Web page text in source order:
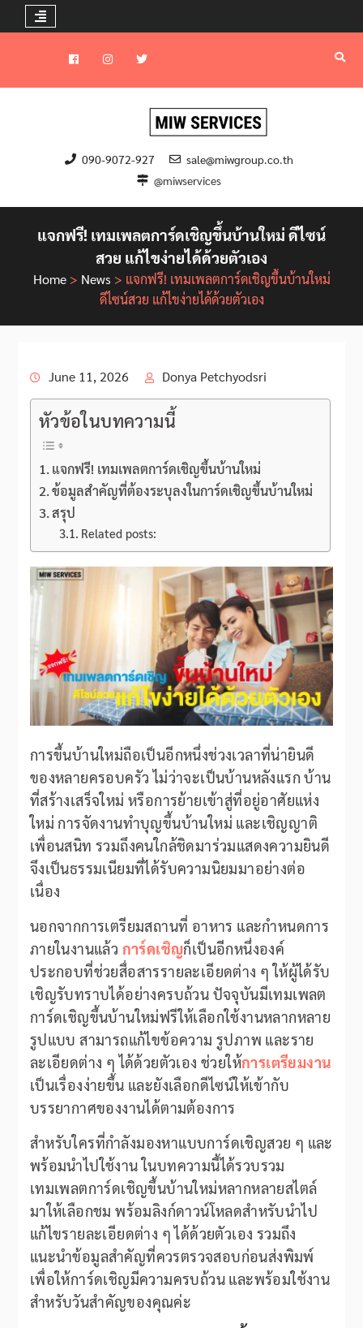
090-9072-927
sale@miwgroup.co.th
@miwservices
แจกฟรี! เทมเพลตการ์ดเชิญขึ้นบ้านใหม่ ดีไซน์
สวย แก้ไขง่ายได้ด้วยตัวเอง
Home> News > แจกฟรี! เทมเพลตการ์ดเชิญขึ้นบ้านใหม่
ดีไซน์สวย แก้ไขง่ายได้ด้วยตัวเอง
June 11, 2026 Donya Petchyodsri
หัวข้อในบทความนี้
แจกฟรี! เทมเพลตการ์ดเชิญขึ้นบ้านใหม่
ข้อมูลสำคัญที่ต้องระบุลงในการ์ดเชิญขึ้นบ้านใหม่
สรุป
Related posts:
การขึ้นบ้านใหม่ถือเป็นอีกหนึ่งช่วงเวลาที่น่ายินดี
ของหลายครอบครัว ไม่ว่าจะเป็นบ้านหลังแรก บ้าน
ที่สร้างเสร็จใหม่ หรือการย้ายเข้าสู่ที่อยู่อาศัยแห่ง
ใหม่ การจัดงานทำบุญขึ้นบ้านใหม่ และเชิญญาติ
เพื่อนสนิท รวมถึงคนใกล้ชิดมาร่วมแสดงความยินดี
จึงเป็นธรรมเนียมที่ได้รับความนิยมมาอย่างต่อ
เนื่อง
นอกจากการเตรียมสถานที่ อาหาร และกำหนดการ
ภายในงานแล้ว การ์ดเชิญก็เป็นอีกหนึ่งองค์
ประกอบที่ช่วยสื่อสารรายละเอียดต่าง ๆ ให้ผู้ได้รับ
เชิญรับทราบได้อย่างครบถ้วน ปัจจุบันมีเทมเพลต
การ์ดเชิญขึ้นบ้านใหม่ฟรีให้เลือกใช้งานหลากหลาย
รูปแบบ สามารถแก้ไขข้อความ รูปภาพ และราย
ละเอียดต่าง ๆ ได้ด้วยตัวเอง ช่วยให้การเตรียมงาน
เป็นเรื่องง่ายขึ้น และยังเลือกดีไซน์ให้เข้ากับ
บรรยากาศของงานได้ตามต้องการ
สำหรับใครที่กำลังมองหาแบบการ์ดเชิญสวย ๆ และ
พร้อมนำไปใช้งาน ในบทความนี้ได้รวบรวม
เทมเพลตการ์ดเชิญขึ้นบ้านใหม่หลากหลายสไตล์
มาให้เลือกชม พร้อมลิงก์ดาวน์โหลดสำหรับนำไป
แก้ไขรายละเอียดต่าง ๆ ได้ด้วยตัวเอง รวมถึง
แนะนำข้อมูลสำคัญที่ควรตรวจสอบก่อนส่งพิมพ์
เพื่อให้การ์ดเชิญมีความครบถ้วน และพร้อมใช้งาน
สำหรับวันสำคัญของคุณค่ะ